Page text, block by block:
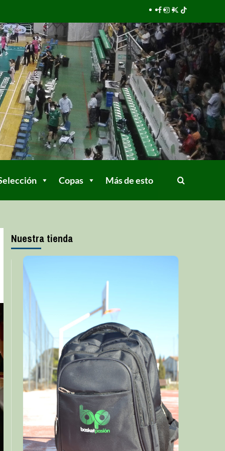
Copas Más de esto
Nuestra tienda